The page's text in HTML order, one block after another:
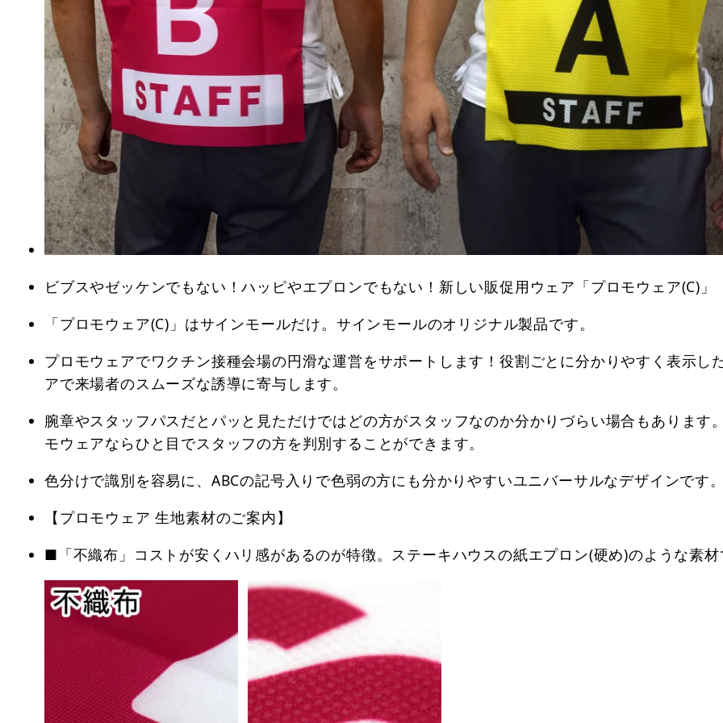
ビブスやゼッケンでもない！ハッピやエプロンでもない！新しい販促用ウェア「プロモウェア(C)」
「プロモウェア(C)」はサインモールだけ。サインモールのオリジナル製品です。
プロモウェアでワクチン接種会場の円滑な運営をサポートします！役割ごとに分かりやすく表示し
アで来場者のスムーズな誘導に寄与します。
腕章やスタッフパスだとパッと見ただけではどの方がスタッフなのか分かりづらい場合もあります
モウェアならひと目でスタッフの方を判別することができます。
色分けで識別を容易に、ABCの記号入りで色弱の方にも分かりやすいユニバーサルなデザインです
【プロモウェア 生地素材のご案内】
■「不織布」コストが安くハリ感があるのが特徴。ステーキハウスの紙エプロン(硬め)のような素